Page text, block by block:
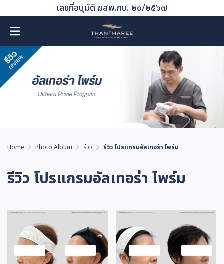
เลขที่อนุมัติ ฆสพ.กบ. ๒๐/๒๕๖๗
Home Photo Album รีวิว รีวิว โปรแกรมอัลเทอร่า ไพร์ม
รีวิว โปรแกรมอัลเทอร่า ไพร์ม